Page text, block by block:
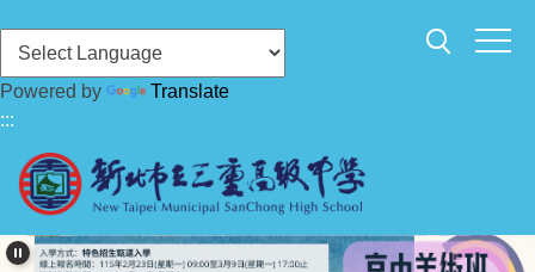
到
主
要
內
容
區
Powered by
Translate
:::